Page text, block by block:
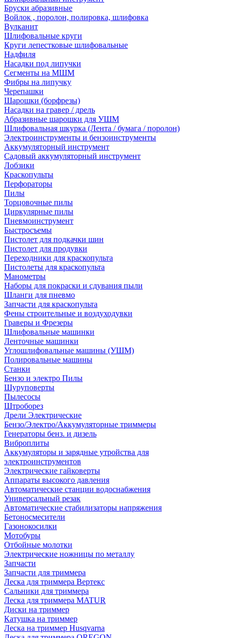
Бруски абразивные
Войлок , поролон, полировка, шлифовка
Вулканит
Шлифовальные круги
Круги лепестковые шлифовальные
Надфиля
Насадки под липучки
Сегменты на МШМ
Фибры на липучку
Черепашки
Шарошки (борфрезы)
Насадки на гравер / дрель
Абразивные шарошки для УШМ
Шлифовальная шкурка (Лента / бумага / поролон)
Электроинструменты и бензоинструменты
Аккумуляторный инструмент
Садовый аккумуляторный инструмент
Лобзики
Краскопульты
Перфораторы
Пилы
Торцовочные пилы
Циркулярные пилы
Пневмоинструмент
Быстросъемы
Пистолет для подкачки шин
Пистолет для продувки
Переходники для краскопульта
Пистолеты для краскопульта
Манометры
Наборы для покраски и сдувания пыли
Шланги для пневмо
Запчасти для краскопульта
Фены строительные и воздуходувки
Граверы и Фрезеры
Шлифовальные машинки
Ленточные машинки
Углошлифовальные машины (УШМ)
Полировальные машины
Станки
Бензо и электро Пилы
Шуруповерты
Пылесосы
Штроборез
Дрели Электрические
Бензо/Электро/Аккумуляторные триммеры
Генераторы бенз. и дизель
Виброплиты
Аккумуляторы и зарядные утройства для
электроинструментов
Электрические гайковерты
Аппараты высокого давления
Автоматические станции водоснабжения
Универсальный резак
Автоматические стабилизаторы напряжения
Бетоносмесители
Газонокосилки
Мотобуры
Отбойные молотки
Электрические ножницы по металлу
Запчасти
Запчасти для триммера
Леска для триммера Вертекс
Сальники для триммера
Леска для триммера MATUR
Диски на триммер
Катушка на триммер
Леска на триммер Husqvarna